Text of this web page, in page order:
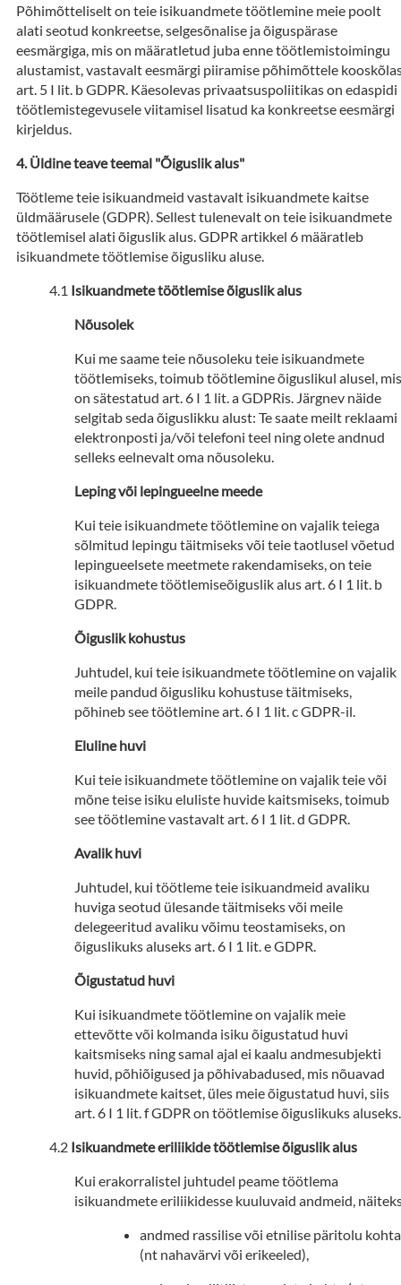
Põhimõtteliselt on teie isikuandmete töötlemine meie poolt
alati seotud konkreetse, selgesõnalise ja õiguspärase
eesmärgiga, mis on määratletud juba enne töötlemistoimingu
alustamist, vastavalt eesmärgi piiramise põhimõttele
art. 5 I lit. b GDPR. Käesolevas privaatsuspoliitikas on edaspidi
töötlemistegevusele viitamisel lisatud ka konkreetse eesmärgi
kirjeldus.
Üldine teave teemal "Õiguslik alus"
Töötleme teie isikuandmeid vastavalt isikuandmete kaitse
üldmäärusele (GDPR). Sellest tulenevalt on teie isikuandmete
töötlemisel alati õiguslik alus. GDPR artikkel 6 määratleb
isikuandmete töötlemise õigusliku aluse.
Isikuandmete töötlemise õiguslik alus
Nõusolek
Kui me saame teie nõusoleku teie isikuandmete
töötlemiseks, toimub töötlemine õiguslikul alusel, mis
on sätestatud art. 6 I 1 lit. a GDPRis. Järgnev näide
selgitab seda õiguslikku alust: Te saate meilt reklaami
elektronposti ja/või telefoni teel ning olete andnud
selleks eelnevalt oma nõusoleku.
Leping või lepingueelne meede
Kui teie isikuandmete töötlemine on vajalik teiega
sõlmitud lepingu täitmiseks või teie taotlusel võetud
lepingueelsete meetmete rakendamiseks, on teie
isikuandmete töötlemiseõiguslik alus art. 6 I 1 lit. b
GDPR.
Õiguslik kohustus
Juhtudel, kui teie isikuandmete töötlemine on vajalik
meile pandud õigusliku kohustuse täitmiseks,
põhineb see töötlemine art. 6 I 1 lit. c GDPR-il.
Eluline huvi
Kui teie isikuandmete töötlemine on vajalik teie või
mõne teise isiku eluliste huvide kaitsmiseks, toimub
see töötlemine vastavalt art. 6 I 1 lit. d GDPR.
Avalik huvi
Juhtudel, kui töötleme teie isikuandmeid avaliku
huviga seotud ülesande täitmiseks või meile
delegeeritud avaliku võimu teostamiseks, on
õiguslikuks aluseks art. 6 I 1 lit. e GDPR.
Õigustatud huvi
Kui isikuandmete töötlemine on vajalik meie
ettevõtte või kolmanda isiku õigustatud huvi
kaitsmiseks ning samal ajal ei kaalu andmesubjekti
huvid, põhiõigused ja põhivabadused, mis nõuavad
isikuandmete kaitset, üles meie õigustatud huvi, siis
art. 6 I 1 lit. f GDPR on töötlemise õiguslikuks aluseks.
Isikuandmete eriliikide töötlemise õiguslik alus
Kui erakorralistel juhtudel peame töötlema
isikuandmete eriliikidesse kuuluvaid andmeid,
andmed rassilise või etnilise päritolu kohta
(nt nahavärvi või erikeeled),